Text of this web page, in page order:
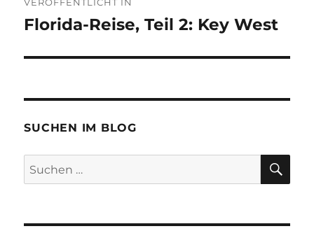
Florida-Reise, Teil 2: Key West
SUCHEN IM BLOG
Suchen
nach: